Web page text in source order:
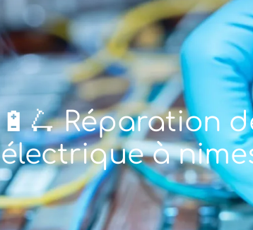
🔋🛴 Réparation
électrique à